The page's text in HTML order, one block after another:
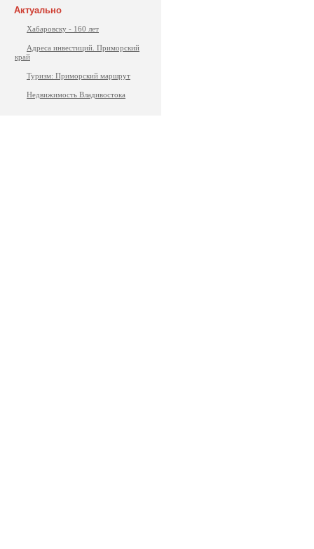
Актуально
Хабаровску - 160 лет
Адреса инвестиций. Приморский
край
Туризм: Приморский маршрут
Недвижимость Владивостока